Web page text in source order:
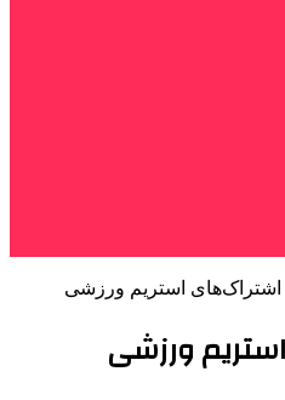
استریم ورزشی
ورزشی